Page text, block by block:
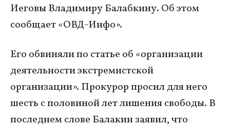
Иеговы Владимиру Балабкину. Об этом
сообщает «ОВД-Инфо».
Его обвиняли по статье об «организации
деятельности экстремистской
организации». Прокурор просил для него
шесть с половиной лет лишения свободы. В
последнем слове Балакин заявил, что